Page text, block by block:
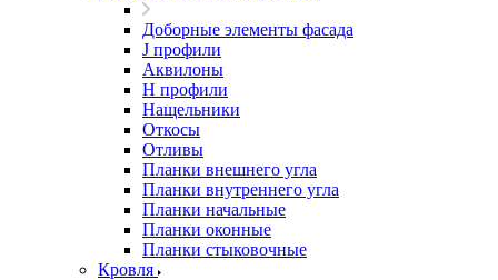
Доборные элементы фасада
J профили
Аквилоны
Н профили
Нащельники
Откосы
Отливы
Планки внешнего угла
Планки внутреннего угла
Планки начальные
Планки оконные
Планки стыковочные
Кровля